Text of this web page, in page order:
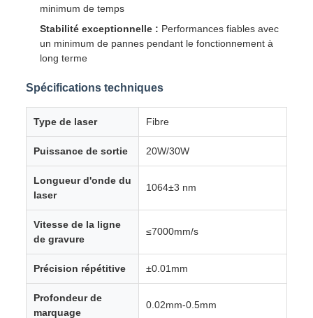
minimum de temps
Stabilité exceptionnelle : Performances fiables avec
un minimum de pannes pendant le fonctionnement à
long terme
Spécifications techniques
Type de laser Fibre
Puissance de sortie 20W/30W
Longueur d'onde du
laser
1064±3 nm
Vitesse de la ligne
de gravure
≤7000mm/s
Précision répétitive ±0.01mm
Profondeur de
marquage
0.02mm-0.5mm